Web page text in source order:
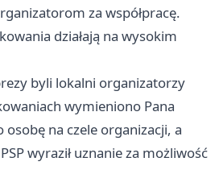
za współpracę.
działają na wysokim
byli lokalni organizatorzy
wymieniono Pana
osobę na czele organizacji, a
wyraził uznanie za możliwość